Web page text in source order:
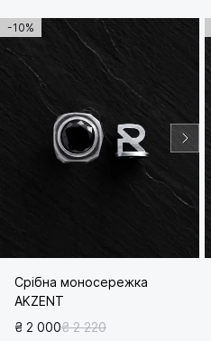
-10%
Срібна моносережка
AKZENT
₴ 2 000₴ 2 220